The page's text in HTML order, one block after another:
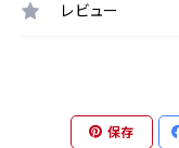
レビュー
保存